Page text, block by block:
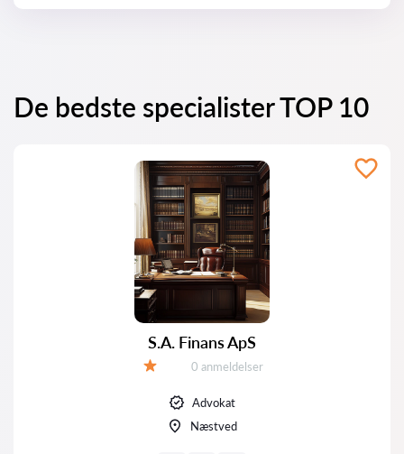
De bedste specialister TOP 10
S.A. Finans ApS
Anmeldelser:
0 anmeldelser
Advokat
Næstved